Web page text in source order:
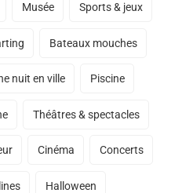
Musée Sports & jeux
Bateaux mouches
nuit en ville Piscine
Théâtres & spectacles
Cinéma Concerts
Halloween